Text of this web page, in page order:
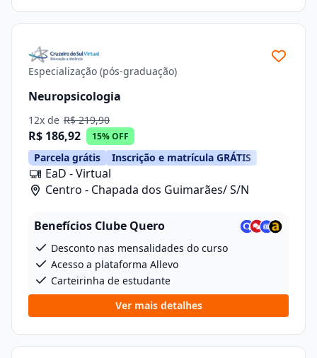
Especialização (pós-graduação)
Neuropsicologia
12x de R$ 219,90
R$ 186,92 15% OFF
Parcela grátis Inscrição e matrícula GRÁTIS
EaD - Virtual
Centro - Chapada dos Guimarães/ S/N
Benefícios Clube Quero
Desconto nas mensalidades do curso
Acesso a plataforma Allevo
Carteirinha de estudante
Ver mais detalhes